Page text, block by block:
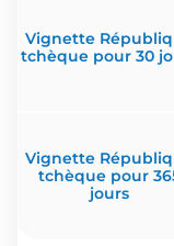
Vignette
tchèque pour 30
Vignette
tchèque pour
jours